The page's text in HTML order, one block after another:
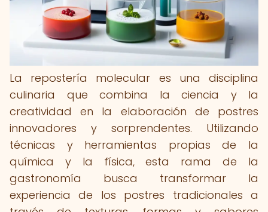
La repostería molecular es una disciplina
culinaria que combina la ciencia y la
creatividad en la elaboración de postres
innovadores y sorprendentes. Utilizando
técnicas y herramientas propias de la
química y la física, esta rama de la
gastronomía busca transformar la
experiencia de los postres tradicionales a